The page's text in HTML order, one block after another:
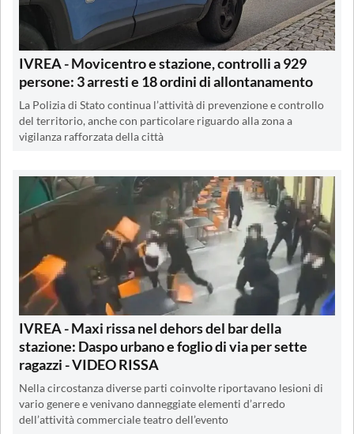
IVREA - Movicentro e stazione, controlli a 929
persone: 3 arresti e 18 ordini di allontanamento
La Polizia di Stato continua l’attività di prevenzione e controllo
del territorio, anche con particolare riguardo alla zona a
vigilanza rafforzata della città
IVREA - Maxi rissa nel dehors del bar della
stazione: Daspo urbano e foglio di via per sette
ragazzi - VIDEO RISSA
Nella circostanza diverse parti coinvolte riportavano lesioni di
vario genere e venivano danneggiate elementi d’arredo
dell’attività commerciale teatro dell’evento